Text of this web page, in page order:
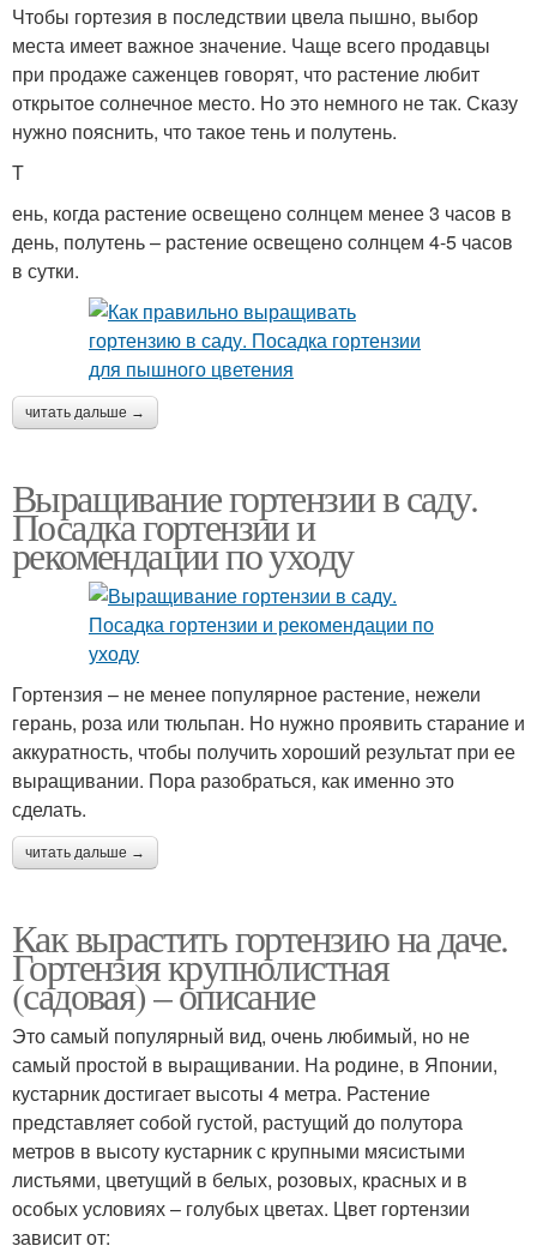
Чтобы гортезия в последствии цвела пышно, выбор
места имеет важное значение. Чаще всего продавцы
при продаже саженцев говорят, что растение любит
открытое солнечное место. Но это немного не так. Сказу
нужно пояснить, что такое тень и полутень.
Т
ень, когда растение освещено солнцем менее 3 часов в
день, полутень – растение освещено солнцем 4-5 часов
в сутки.
читать дальше →
Выращивание гортензии в саду.
Посадка гортензии и
рекомендации по уходу
Гортензия – не менее популярное растение, нежели
герань, роза или тюльпан. Но нужно проявить старание и
аккуратность, чтобы получить хороший результат при ее
выращивании. Пора разобраться, как именно это
сделать.
читать дальше →
Как вырастить гортензию на даче.
Гортензия крупнолистная
(садовая) – описание
Это самый популярный вид, очень любимый, но не
самый простой в выращивании. На родине, в Японии,
кустарник достигает высоты 4 метра. Растение
представляет собой густой, растущий до полутора
метров в высоту кустарник с крупными мясистыми
листьями, цветущий в белых, розовых, красных и в
особых условиях – голубых цветах. Цвет гортензии
зависит от: